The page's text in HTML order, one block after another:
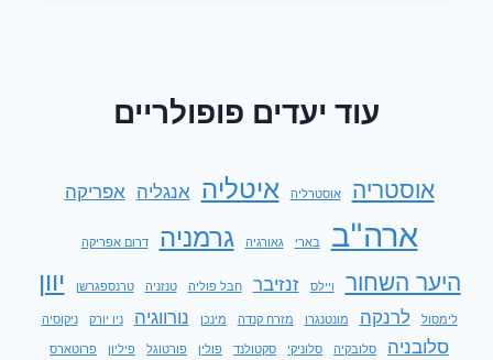
עוד יעדים פופולריים
אוסטריה אוסטרליה איטליה אנגליה אפריקה
ארה"ב בארי גאורגיה גרמניה דרום אפריקה
היער השחור ויילס זנזיבר חבל פוליה טנזניה טרנספגרשן יוון
לימסול לרנקה מונטנגרו מזרח קנדה מינכן נורווגיה ניו יורק ניקוסיה
סלובניה סלובקיה סלוניקי סקטולנד פולין פורטוגל פיליון פרוטארס